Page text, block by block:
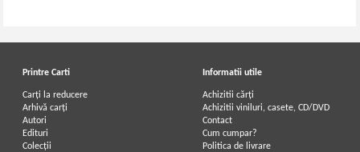
Printre Carti
Carți la reducere
Arhivă carți
Autori
Edituri
Colecții
Informatii utile
Achizitii cărți
Achizitii viniluri, casete, CD/DVD
Contact
Cum cumpar?
Politica de livrare